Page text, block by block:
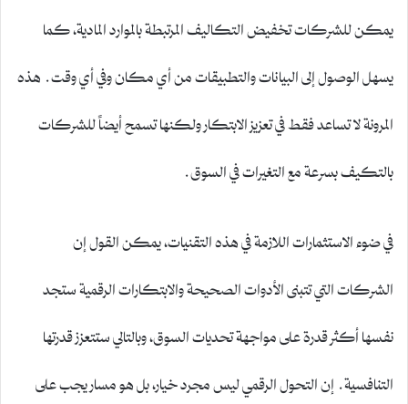
يمكن للشركات تخفيض التكاليف المرتبطة بالموارد المادية، كما
يسهل الوصول إلى البيانات والتطبيقات من أي مكان وفي أي وقت. هذه
المرونة لا تساعد فقط في تعزيز الابتكار ولكنها تسمح أيضاً للشركات
بالتكيف بسرعة مع التغيرات في السوق.
في ضوء الاستثمارات اللازمة في هذه التقنيات، يمكن القول إن
الشركات التي تتبنى الأدوات الصحيحة والابتكارات الرقمية ستجد
نفسها أكثر قدرة على مواجهة تحديات السوق، وبالتالي ستتعزز قدرتها
التنافسية. إن التحول الرقمي ليس مجرد خيار، بل هو مسار يجب على